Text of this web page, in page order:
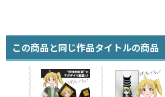
この商品と同じ作品タイトルの商品